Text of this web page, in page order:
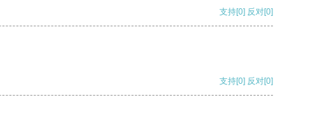
支持[0] 反对[0]
支持[0] 反对[0]